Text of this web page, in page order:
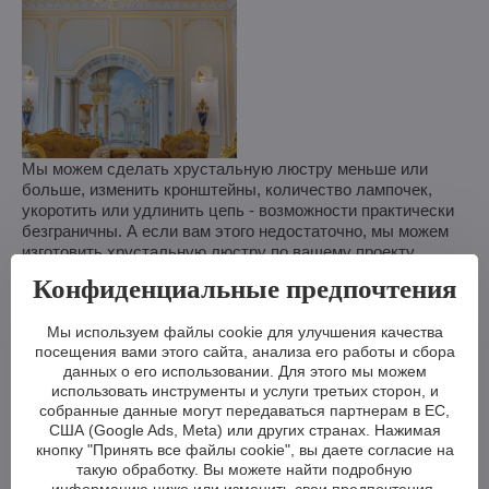
Мы можем сделать хрустальную люстру меньше или
больше, изменить кронштейны, количество лампочек,
укоротить или удлинить цепь - возможности практически
безграничны. А если вам этого недостаточно, мы можем
изготовить хрустальную люстру по вашему проекту.
Если вы не выбрали люстру из нашего ассортимента, мы
Все, что вам нужно, - это рисунок или даже картинка/
фотография того, как вы представляете себе люстру. Мы
оценим возможности производства и в течение недели
вышлем вам эскизы, включая визуальные изображения.
Мы можем выполнить простые изменения в течение 3-4
недель, в то время как более сложные изменения или
люстра на заказ займут примерно 8-10 недель. Если
Конфиденциальные предпочтения
Мы используем файлы cookie для улучшения качества
посещения вами этого сайта, анализа его работы и сбора
данных о его использовании. Для этого мы можем
использовать инструменты и услуги третьих сторон, и
собранные данные могут передаваться партнерам в ЕС,
США (Google Ads, Meta) или других странах. Нажимая
кнопку "Принять все файлы cookie", вы даете согласие на
такую обработку. Вы можете найти подробную